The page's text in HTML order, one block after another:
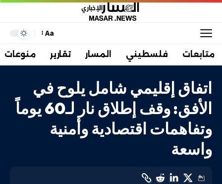
Aa
متابعات فلسطيني المسار تقارير منوعات
اتفاق إقليمي شامل يلوح في
الأفق: وقف إطلاق نار لـ60 يوماً
وتفاهمات اقتصادية وأمنية
واسعة